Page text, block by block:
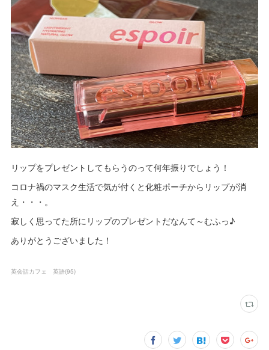
リップをプレゼントしてもらうのって何年振りでしょう！
コロナ禍のマスク生活で気が付くと化粧ポーチからリップが消
え・・・。
寂しく思ってた所にリップのプレゼントだなんて～むふっ♪
ありがとうございました！
英会話カフェ 英語(95)